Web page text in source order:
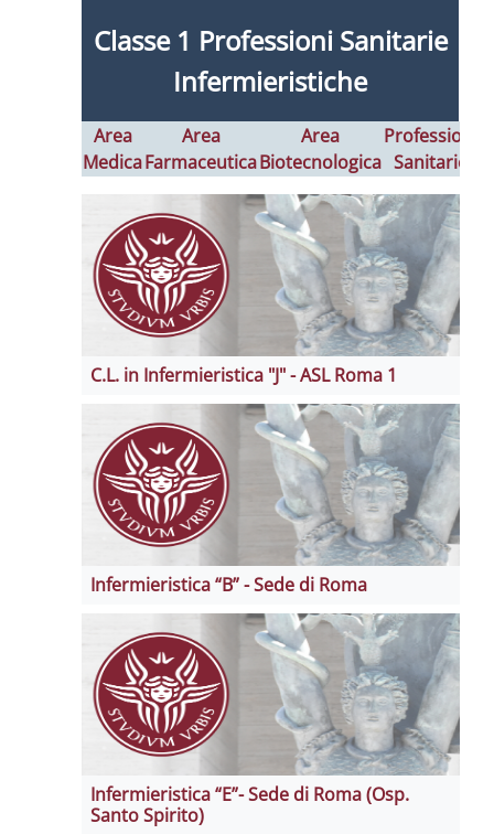
Classe 1 Professioni Sanitarie
Infermieristiche
Area
Medica
Area
Farmaceutica
Area
Biotecnologica
Professioni
Sanitarie
C.L. in Infermieristica "J" - ASL Roma 1
Infermieristica “B” - Sede di Roma
Infermieristica “E”- Sede di Roma (Osp.
Santo Spirito)